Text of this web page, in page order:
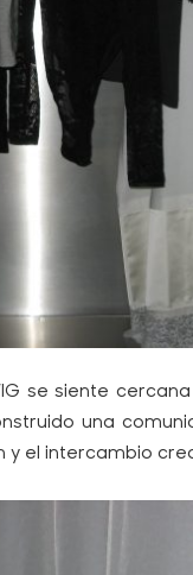
se siente
una
y el intercambio